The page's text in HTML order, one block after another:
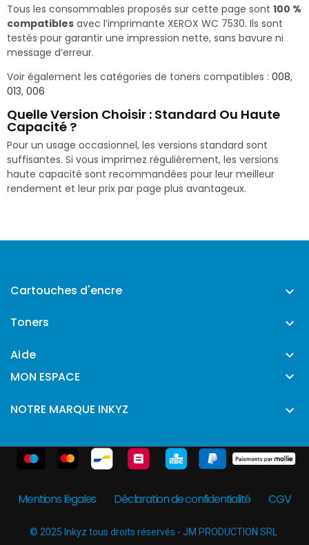
Tous les consommables proposés sur cette page sont 100 %
compatibles avec l’imprimante XEROX WC 7530. Ils sont
testés pour garantir une impression nette, sans bavure ni
message d’erreur.
Voir également les catégories de toners compatibles : 008,
013, 006
Quelle Version Choisir : Standard Ou Haute
Capacité ?
Pour un usage occasionnel, les versions standard sont
suffisantes. Si vous imprimez régulièrement, les versions
haute capacité sont recommandées pour leur meilleur
rendement et leur prix par page plus avantageux.
Cartouches d'encre 
Toners 
Aide 
MON ESPACE 
NOTRE MARQUE INKYZ 
Mentions légales Déclaration de confidentialité CGV
© 2025 Inkyz tous droits réservés - JM PRODUCTION SRL